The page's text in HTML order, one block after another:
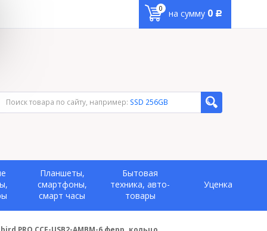
0 на сумму 0 Р
Поиск товара по сайту, например: SSD 256GB
Планшеты,
смартфоны,
смарт часы
Бытовая
техника, авто-
товары
Уценка